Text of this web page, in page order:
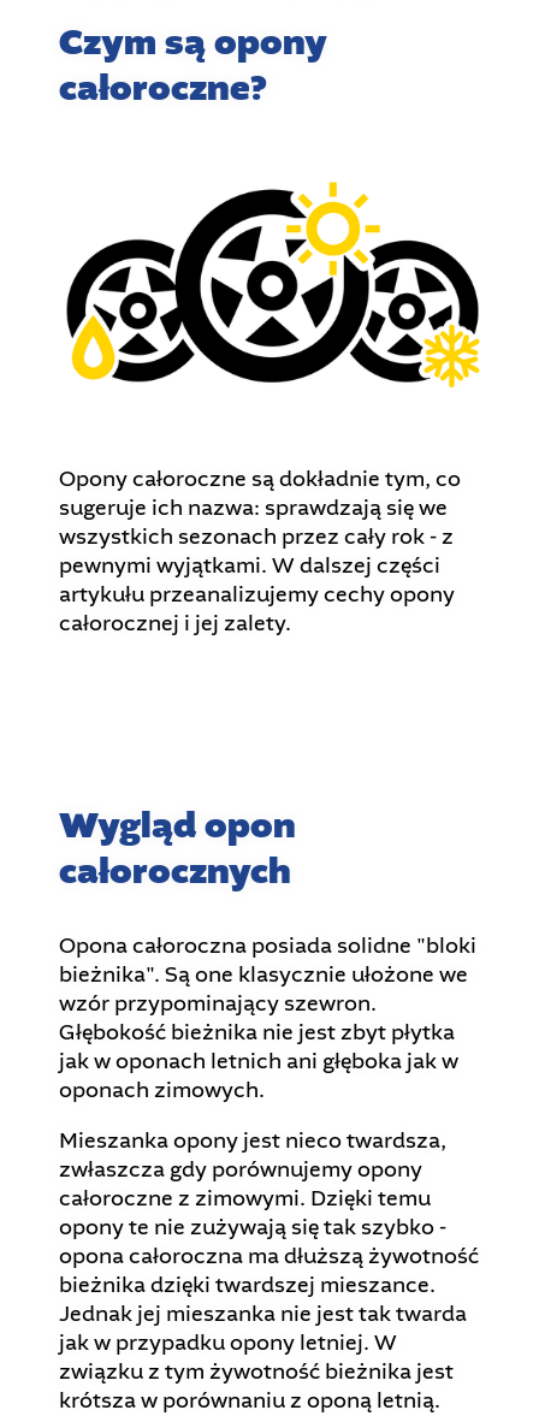
Czym są opony
całoroczne?
Opony całoroczne są dokładnie tym, co
sugeruje ich nazwa: sprawdzają się we
wszystkich sezonach przez cały rok - z
pewnymi wyjątkami. W dalszej części
artykułu przeanalizujemy cechy opony
całorocznej i jej zalety.
Wygląd opon
całorocznych
Opona całoroczna posiada solidne "bloki
bieżnika". Są one klasycznie ułożone we
wzór przypominający szewron.
Głębokość bieżnika nie jest zbyt płytka
jak w oponach letnich ani głęboka jak w
oponach zimowych.
Mieszanka opony jest nieco twardsza,
zwłaszcza gdy porównujemy opony
całoroczne z zimowymi. Dzięki temu
opony te nie zużywają się tak szybko -
opona całoroczna ma dłuższą żywotność
bieżnika dzięki twardszej mieszance.
Jednak jej mieszanka nie jest tak twarda
jak w przypadku opony letniej. W
związku z tym żywotność bieżnika jest
krótsza w porównaniu z oponą letnią.